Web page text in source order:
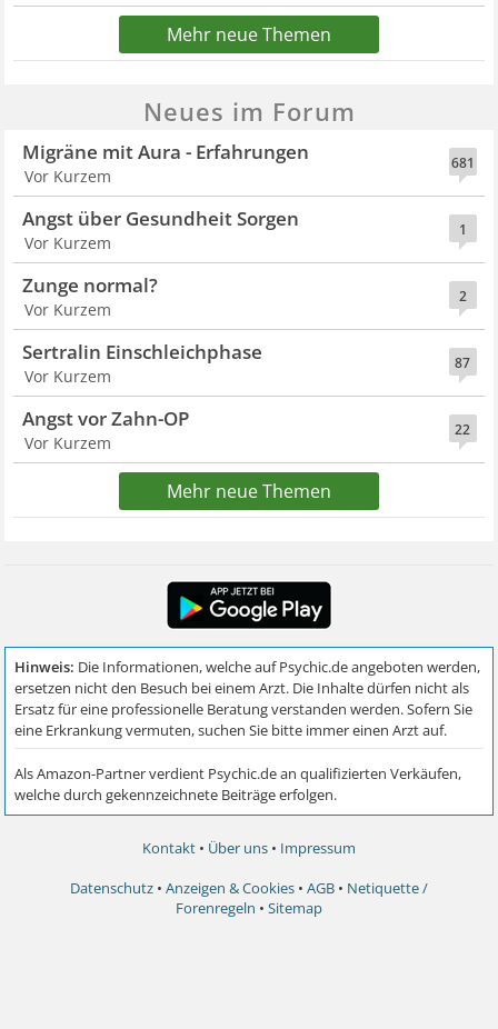
Mehr neue Themen
Neues im Forum
681
Migräne mit Aura - Erfahrungen
Vor Kurzem
1
Angst über Gesundheit Sorgen
Vor Kurzem
2
Zunge normal?
Vor Kurzem
87
Sertralin Einschleichphase
Vor Kurzem
22
Angst vor Zahn-OP
Vor Kurzem
Mehr neue Themen
Kontakt • Über uns • Impressum
Datenschutz • Anzeigen & Cookies • AGB • Netiquette /
Forenregeln • Sitemap